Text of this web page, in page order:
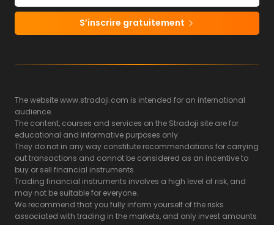
S’inscrire gratuitement
The website www.stradoji.com is intended for an international
audience.
The content, courses and services on the Stradoji site are for
educational and informative purposes only.
They do not in any way constitute recommendations for carrying
out transactions and cannot be considered as an incentive to
buy or sell financial instruments.
Trading financial instruments involves a high level of risk, and
may not be suitable for everyone.
We recommend that you fully inform yourself of the risks
associated with trading in the markets, and only invest amounts